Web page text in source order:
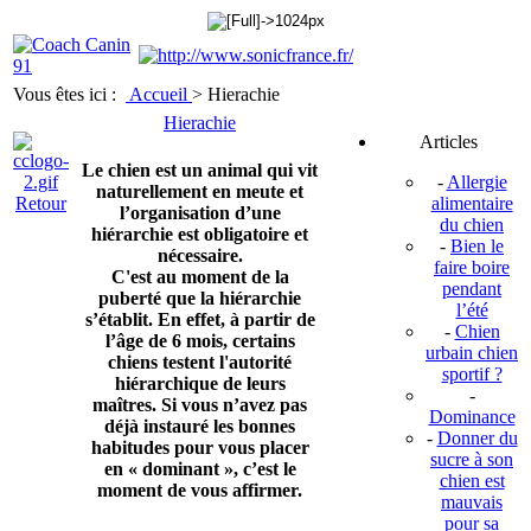
Vous êtes ici : Accueil > Hierachie
Retour
Hierachie
Le chien est un animal qui vit
naturellement en meute et
l’organisation d’une
hiérarchie est obligatoire et
nécessaire.
C'est au moment de la
puberté que la hiérarchie
s’établit. En effet, à partir de
l’âge de 6 mois, certains
chiens testent l'autorité
hiérarchique de leurs
maîtres. Si vous n’avez pas
déjà instauré les bonnes
habitudes pour vous placer
en « dominant », c’est le
moment de vous affirmer.
Articles
- Allergie
alimentaire
du chien
- Bien le
faire boire
pendant
l’été
- Chien
urbain chien
sportif ?
-
Dominance
- Donner du
sucre à son
chien est
mauvais
pour sa